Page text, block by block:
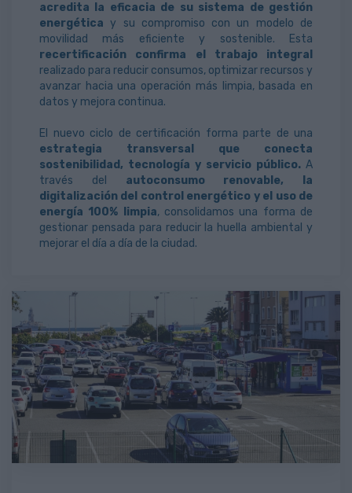
acredita la eficacia de su sistema de gestión
energética y su compromiso con un modelo de
movilidad más eficiente y sostenible. Esta
recertificación confirma el trabajo integral
realizado para reducir consumos, optimizar recursos y
avanzar hacia una operación más limpia, basada en
datos y mejora continua.
El nuevo ciclo de certificación forma parte de una
estrategia transversal que conecta
sostenibilidad, tecnología y servicio público. A
través del autoconsumo renovable, la
digitalización del control energético y el uso de
energía 100% limpia, consolidamos una forma de
gestionar pensada para reducir la huella ambiental y
mejorar el día a día de la ciudad.